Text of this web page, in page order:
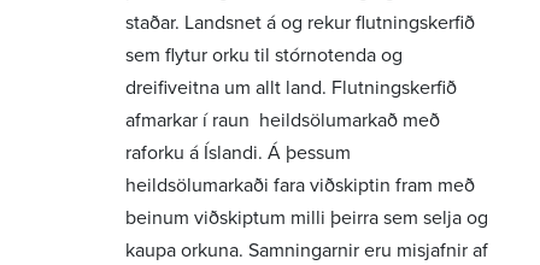
staðar. Landsnet á og rekur flutningskerfið
sem flytur orku til stórnotenda og
dreifiveitna um allt land. Flutningskerfið
afmarkar í raun heildsölumarkað með
raforku á Íslandi. Á þessum
heildsölumarkaði fara viðskiptin fram með
beinum viðskiptum milli þeirra sem selja og
kaupa orkuna. Samningarnir eru misjafnir af